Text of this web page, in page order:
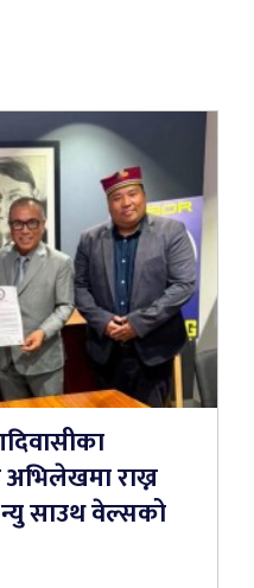
अभिलेखमा राख्न
साउथ वेल्सको